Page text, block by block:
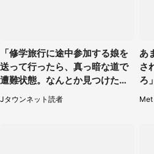
「修学旅行に途中参加する娘を
送って行ったら、真っ暗な道で
遭難状態。なんとか見つけた民
家に助けを求めると、住人の男
性が...」
Jタウンネット読者
あ
さ
ろ
Met